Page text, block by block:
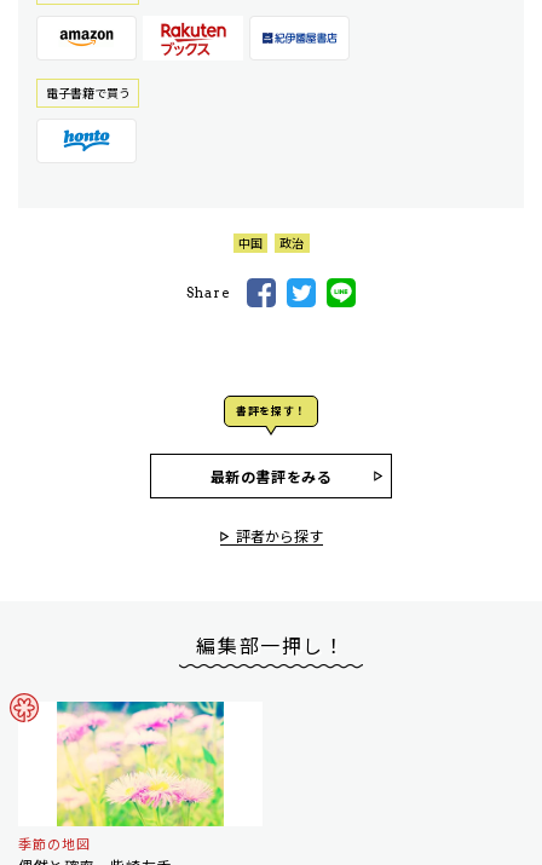
電⼦書籍で買う
中国 政治
Share
書評を探す！
最新の書評をみる
評者から探す
編集部一押し！
季節の地図